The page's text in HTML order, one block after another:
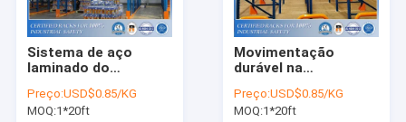
Sistema de aço
laminado do
do cinema ao ar livre
para a solução do
Preço:USD$0.85/KG
MOQ:1*20ft
Movimentação
durável na
pálete com os
produtos
Preço:USD$0.85/KG
MOQ:1*20ft